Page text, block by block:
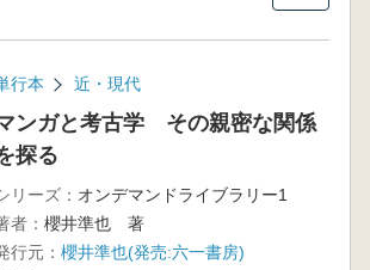
行本 近・現代
ンガと考古学 その親密な関係
探る
リーズ： オンデマンドライブラリー1
者： 櫻井準也 著
行元： 櫻井準也(発売:六一書房)